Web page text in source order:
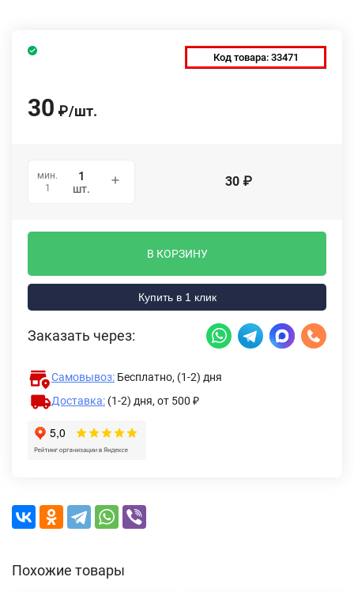
Код товара: 33471
30 ₽/шт.
мин.
1
шт. 30 ₽
В КОРЗИНУ
Купить в 1 клик
Заказать через:
Самовывоз: Бесплатно, (1-2) дня
Доставка: (1-2) дня, от 500 ₽
Похожие товары